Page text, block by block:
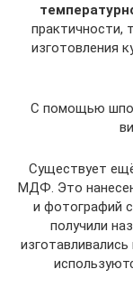
практичности,
изготовления
С помощью
Существует
МДФ. Это
и фотографий
получили